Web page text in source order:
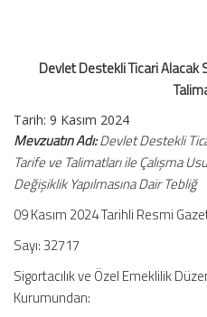
Devlet Destekli Ticari Alacak
Tarih: 9 Kasım 2024
Mevzuatın Adı:Devlet Destekli
Tarife ve Talimatları ile Çalışma
Değişiklik Yapılmasına Dair Tebliğ
09 Kasım 2024 Tarihli Resmi
Sayı: 32717
Sigortacılık ve Özel Emeklilik
Kurumundan: